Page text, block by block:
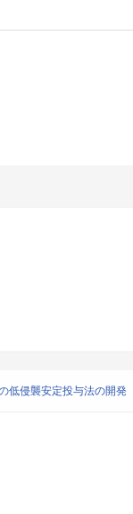
低侵襲安定投与法の開発